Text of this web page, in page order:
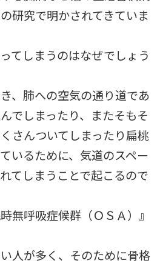
研究で明かされてきていま
てしまうのはなぜでしょう
、肺への空気の通り道であ
でしまったり、またそもそ
さんついてしまったり扁桃
いるために、気道のスペー
てしまうことで起こるので
無呼吸症候群（ＯＳＡ）』
人が多く、そのために骨格